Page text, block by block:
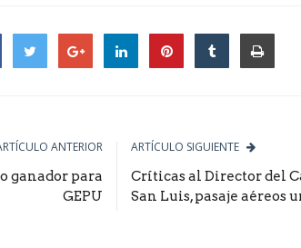
ANTERIOR
ganador para
GEPU
ARTÍCULO SIGUIENTE
Críticas al Director del
San Luis, pasaje aéreos